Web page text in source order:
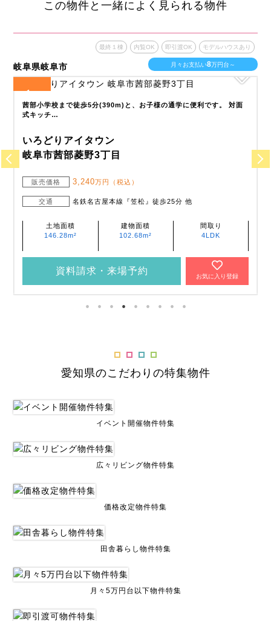
この物件と一緒によく見られる物件
岐阜県大垣市
最終１棟 内覧OK 即引渡OK モデルハウスあり
月々お支払い6万円台～
2
木の花保育園まで徒歩10分(780m～800m)なのでお子様の送り迎え
に便利で…
いろどりアイタウン
大垣市津村町1丁目
販売価格 2,440万円（税込）
交通 樽見鉄道『東大垣』徒歩19分
土地面積
218.43m²
建物面積
102.68m²
間取り
4LDK
資料請求・来場予約
お気に入り登録
愛知県のこだわりの特集物件
イベント開催物件特集
広々リビング物件特集
価格改定物件特集
田舎暮らし物件特集
月々5万円台以下物件特集